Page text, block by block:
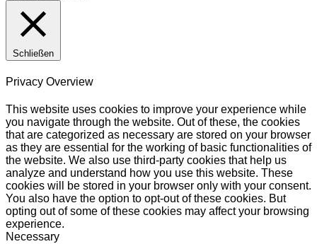
Schließen
Privacy Overview
This website uses cookies to improve your experience while
you navigate through the website. Out of these, the cookies
that are categorized as necessary are stored on your browser
as they are essential for the working of basic functionalities of
the website. We also use third-party cookies that help us
analyze and understand how you use this website. These
cookies will be stored in your browser only with your consent.
You also have the option to opt-out of these cookies. But
opting out of some of these cookies may affect your browsing
experience.
Necessary